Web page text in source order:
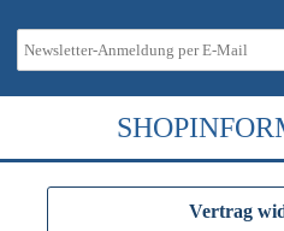
Vertrag